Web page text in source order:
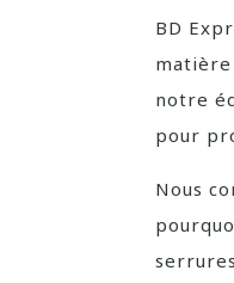
BD
notre
pour
Nous